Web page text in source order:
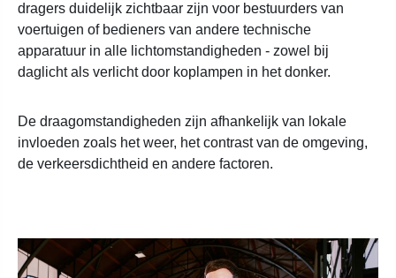
dragers duidelijk zichtbaar zijn voor bestuurders van
voertuigen of bedieners van andere technische
apparatuur in alle lichtomstandigheden - zowel bij
daglicht als verlicht door koplampen in het donker.
De draagomstandigheden zijn afhankelijk van lokale
invloeden zoals het weer, het contrast van de omgeving,
de verkeersdichtheid en andere factoren.